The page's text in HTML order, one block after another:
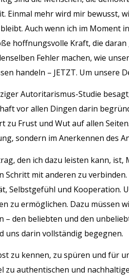
Einmal mehr wird mir bewusst,
Auch wenn ich im Moment
hoffnungsvolle Kraft, die
Fehler machen, wie
handeln – JETZT. Um unsere
Autoritarismus-Studie
vor allen Dingen darin
zu Frust und Wut auf allen
sondern im Anerkennen des
den ich dazu leisten kann,
Schritt mit anderen zu
Selbstgefühl und Kooperation.
zu ermöglichen. Dazu müssen
– den beliebten und den
uns darin vollständig begegnen.
zu kennen, zu spüren und für
zu authentischen und